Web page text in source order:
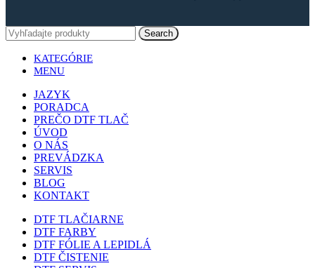
Search
KATEGÓRIE
MENU
JAZYK
PORADCA
PREČO DTF TLAČ
ÚVOD
O NÁS
PREVÁDZKA
SERVIS
BLOG
KONTAKT
DTF TLAČIARNE
DTF FARBY
DTF FÓLIE A LEPIDLÁ
DTF ČISTENIE